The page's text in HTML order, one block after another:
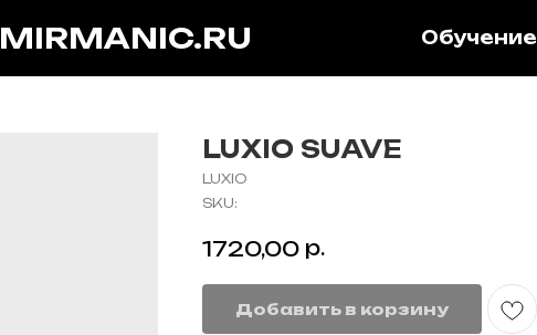
MIRMANIC.RU Обучение
LUXIO SUAVE
LUXIO
SKU:
1720,00 р.
Добавить в корзину